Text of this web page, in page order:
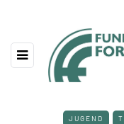
JUGEND